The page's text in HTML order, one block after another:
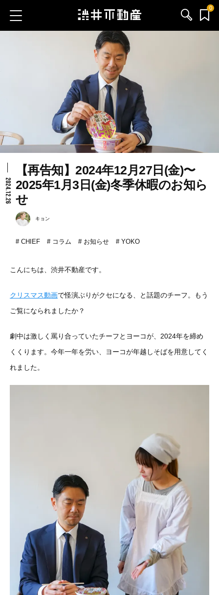
0
サービス内容
渋井不動産のメンバー
会社情報
2024.12.26
【再告知】2024年12月27日(金)〜
2025年1月3日(金)冬季休暇のお知ら
せ
キョン
CHIEF コラム お知らせ YOKO
こんにちは、渋井不動産です。
クリスマス動画で怪演ぶりがクセになる、と話題のチーフ。もう
ご覧になられましたか？
劇中は激しく罵り合っていたチーフとヨーコが、2024年を締め
くくります。今年一年を労い、ヨーコが年越しそばを用意してく
れました。